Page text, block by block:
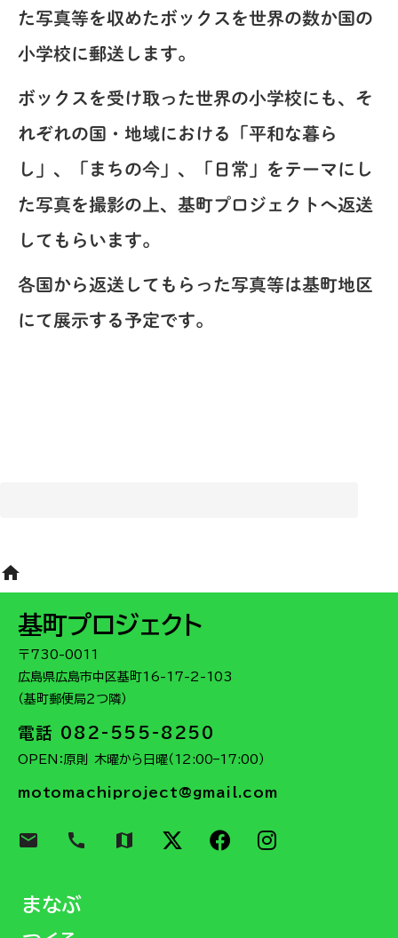
た写真等を収めたボックスを世界の数か国の
小学校に郵送します。
ボックスを受け取った世界の小学校にも、そ
れぞれの国・地域における「平和な暮ら
し」、「まちの今」、「日常」をテーマにし
た写真を撮影の上、基町プロジェクトへ返送
してもらいます。
各国から返送してもらった写真等は基町地区
にて展示する予定です。
home
基町プロジェクト
〒730-0011
広島県広島市中区基町16-17-2-103
（基町郵便局２つ隣）
電話 082-555-8250
OPEN：原則 木曜から日曜（12:00–17:00）
motomachiproject@gmail.com
email call map
まなぶ